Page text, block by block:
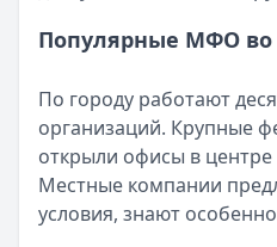
Популярные МФО
По городу работают
организаций. Крупные
открыли офисы в
Местные компании
условия, знают